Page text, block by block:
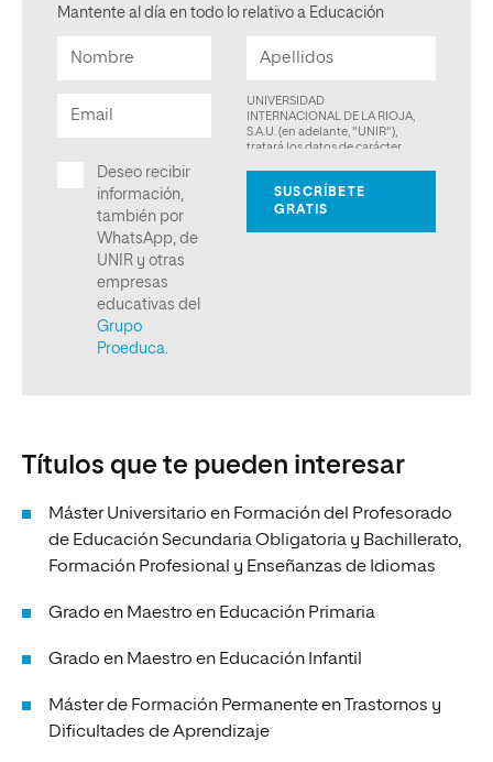
Mantente al día en todo lo relativo a Educación
Títulos que te pueden interesar
Máster Universitario en Formación del Profesorado
de Educación Secundaria Obligatoria y Bachillerato,
Formación Profesional y Enseñanzas de Idiomas
Grado en Maestro en Educación Primaria
Grado en Maestro en Educación Infantil
Máster de Formación Permanente en Trastornos y
Dificultades de Aprendizaje